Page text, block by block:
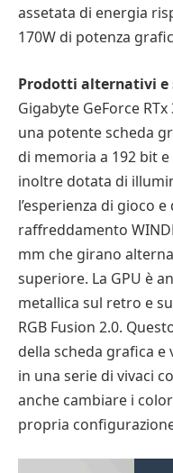
assetata di energia
170W di potenza
Prodotti alternativi e
Gigabyte GeForce
una potente scheda
di memoria a 192 bit e
inoltre dotata di
l’esperienza di gioco
raffreddamento
mm che girano
superiore. La GPU è
metallica sul retro e
RGB Fusion 2.0.
della scheda grafica e
in una serie di vivaci
anche cambiare i
propria